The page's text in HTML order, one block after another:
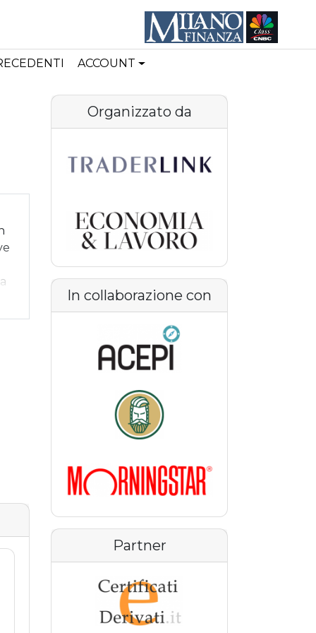
ACCOUNT
Organizzato da
In collaborazione con
Partner